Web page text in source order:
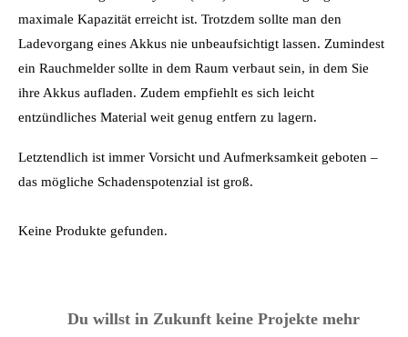
maximale Kapazität erreicht ist. Trotzdem sollte man den
Ladevorgang eines Akkus nie unbeaufsichtigt lassen. Zumindest
ein Rauchmelder sollte in dem Raum verbaut sein, in dem Sie
ihre Akkus aufladen. Zudem empfiehlt es sich leicht
entzündliches Material weit genug entfern zu lagern.
Letztendlich ist immer Vorsicht und Aufmerksamkeit geboten –
das mögliche Schadenspotenzial ist groß.
Keine Produkte gefunden.
Du willst in Zukunft keine Projekte mehr